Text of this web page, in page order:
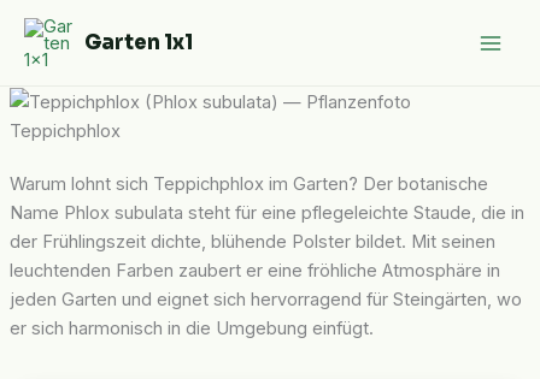
Zum
Inhalt
springen
Garten 1x1
Teppichphlox
Warum lohnt sich Teppichphlox im Garten? Der botanische
Name Phlox subulata steht für eine pflegeleichte Staude, die in
der Frühlingszeit dichte, blühende Polster bildet. Mit seinen
leuchtenden Farben zaubert er eine fröhliche Atmosphäre in
jeden Garten und eignet sich hervorragend für Steingärten, wo
er sich harmonisch in die Umgebung einfügt.